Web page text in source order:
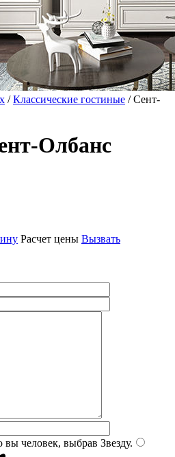
/Классические гостиные / Сент-
Олбанс
Расчет цены Вызвать
вы человек, выбрав Звезду.